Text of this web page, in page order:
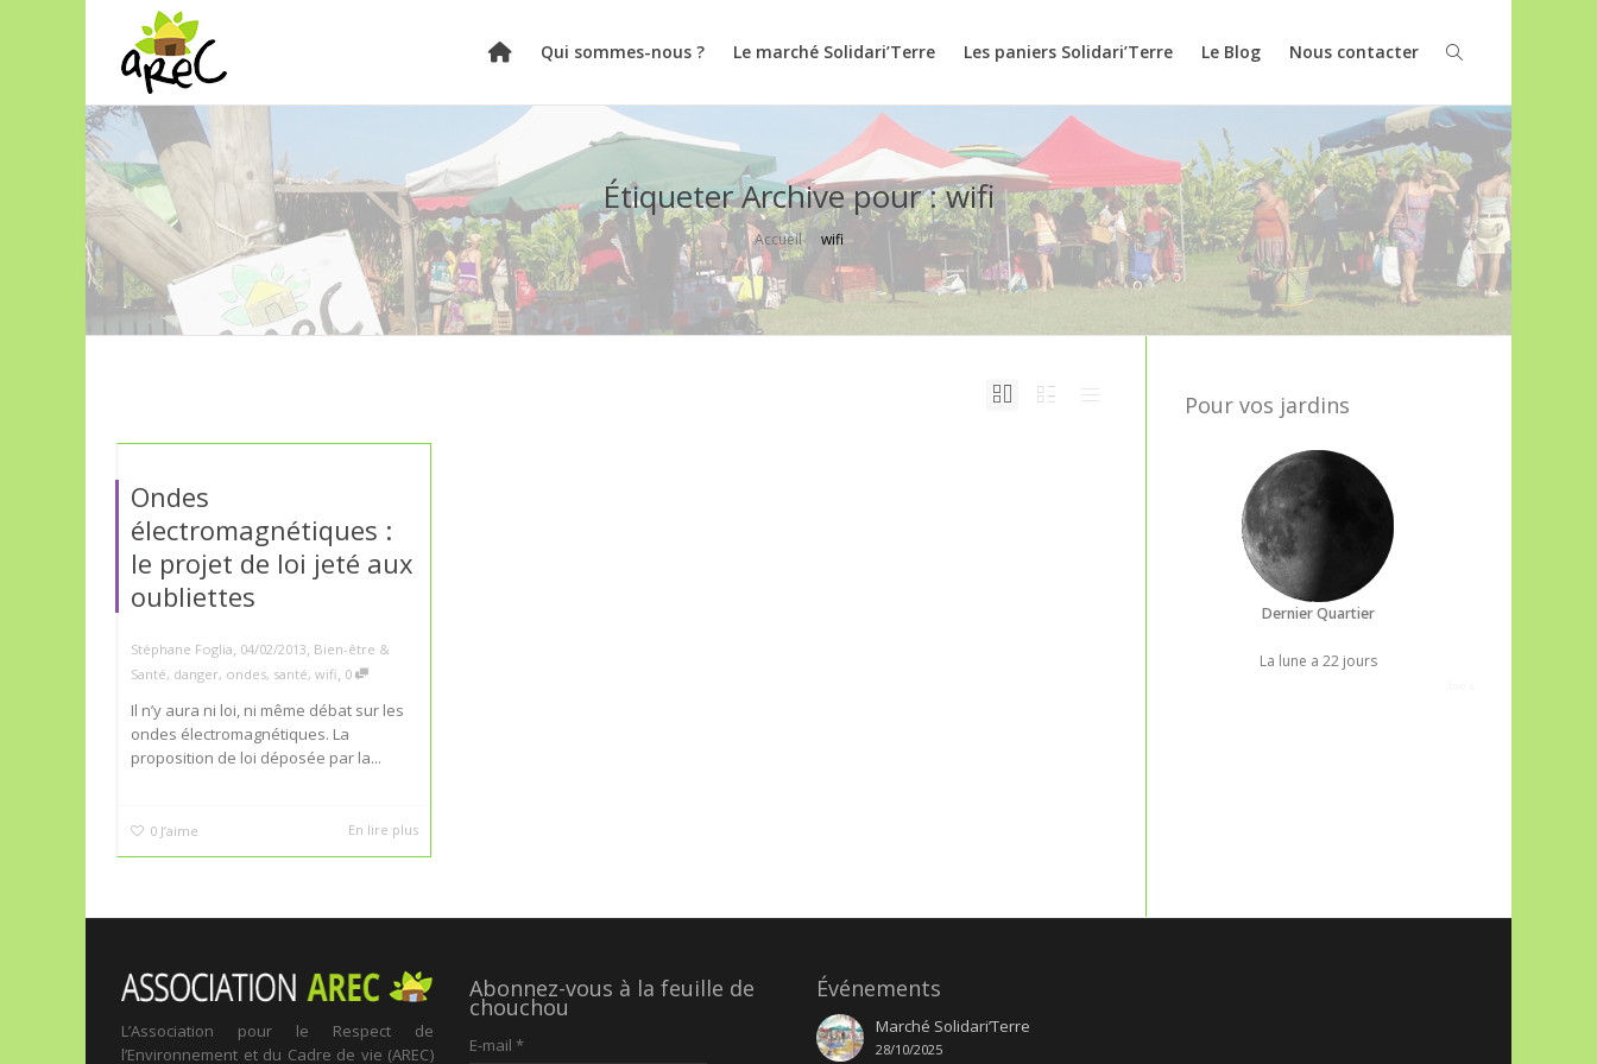
Qui sommes-nous ? Le marché Solidari’Terre Les paniers Solidari’Terre Le Blog Nous contacter
Étiqueter Archive pour : wifi
Accueil wifi
Ondes
électromagnétiques :
le projet de loi jeté aux
oubliettes
Stéphane Foglia, 04/02/2013, Bien-être &
Santé, danger, ondes, santé, wifi, 0
Il n’y aura ni loi, ni même débat sur les
ondes électromagnétiques. La
proposition de loi déposée par la...
0 J’aime En lire plus
Pour vos jardins
Dernier Quartier
La lune a 22 jours
L’Association pour le Respect de
l’Environnement et du Cadre de vie (AREC)
Abonnez-vous à la feuille de
chouchou
E-mail *
Événements
Marché Solidari’Terre
28/10/2025